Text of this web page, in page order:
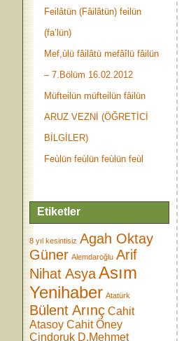
Feilâtün (Fâilâtün) feilün
(fa’lün)
Mef,ùlü fâilâtü mefâîlü fâilün
– 7.Bölüm 16.02.2012
Müfteilün müfteilün fâilün
ARUZ VEZNİ (ÖĞRETİCİ
BİLGİLER)
Feùlün feùlün feùlün feùl
Etiketler
8 yıl kesintisiz Agah Oktay
Güner Alemdaroğlu Arif
Nihat AsyaAsım
Yenihaber Atatürk
Bülent Arınç Cahit
Atasoy Cahit Öney
Cindoruk D.Mehmet